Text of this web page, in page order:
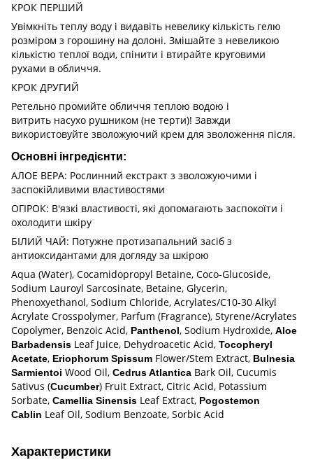
КРОК ПЕРШИЙ
Увімкніть теплу воду і видавіть невелику кількість гелю
розміром з горошину на долоні. Змішайте з невеликою
кількістю теплої води, спінити і втирайте круговими
рухами в обличчя.
КРОК ДРУГИЙ
Ретельно промийте обличчя теплою водою і
витрить насухо рушником (не терти)! Завжди
використовуйте зволожуючий крем для зволоження після.
Основні інгредієнти:
АЛОЕ ВЕРА: Рослинний екстракт з зволожуючими і
заспокійливими властивостями
ОГІРОК: В'язкі властивості, які допомагають заспокоїти і
охолодити шкіру
БІЛИЙ ЧАЙ: Потужне протизапальний засіб з
антиоксидантами для догляду за шкірою
Aqua (Water), Cocamidopropyl Betaine, Coco-Glucoside,
Sodium Lauroyl Sarcosinate, Betaine, Glycerin,
Phenoxyethanol, Sodium Chloride, Acrylates/C10-30 Alkyl
Acrylate Crosspolymer, Parfum (Fragrance), Styrene/Acrylates
Copolymer, Benzoic Acid, Panthenol, Sodium Hydroxide, Aloe
Barbadensis Leaf Juice, Dehydroacetic Acid, Tocopheryl
Acetate, Eriophorum Spissum Flower/Stem Extract, Bulnesia
Sarmientoi Wood Oil, Cedrus Atlantica Bark Oil, Cucumis
Sativus (Cucumber) Fruit Extract, Citric Acid, Potassium
Sorbate, Camellia Sinensis Leaf Extract, Pogostemon
Cablin Leaf Oil, Sodium Benzoate, Sorbic Acid
Характеристики